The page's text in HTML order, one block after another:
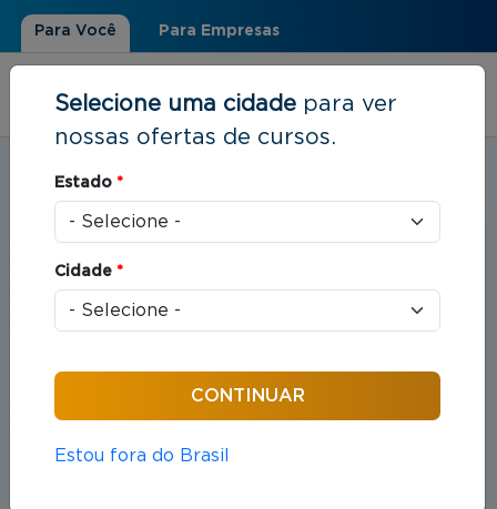
Para Você Para Empresas
Estudar em:Porto Alegre, RS
Você está aqui
Cursos em Direito
jurídicas que organizam as relações entre indivíduos
e sociedade.
Selecione uma cidade para ver
nossas ofertas de cursos.
Estado *
Cidade *
Estou fora do Brasil